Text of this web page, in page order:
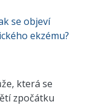
se objeví
ekzému?
která se
zpočátku